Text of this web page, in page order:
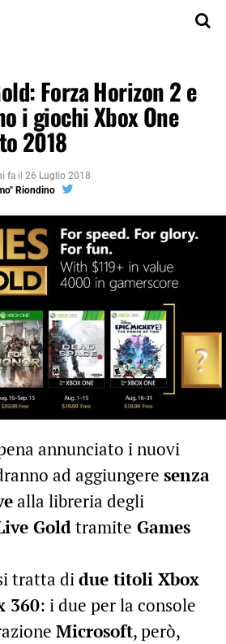
Forza Horizon 2 e
i giochi Xbox One
2018
fa il 26 Luglio 2018
Riondino
annunciato i nuovi
ad aggiungere senza
alla libreria degli
Goldtramite Games
tratta didue titoli Xbox
360: i due per la console
Microsoft, però,